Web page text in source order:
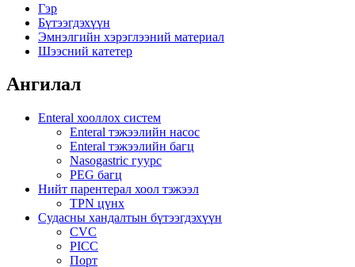
Гэр
Бүтээгдэхүүн
Эмнэлгийн хэрэглээний материал
Шээсний катетер
Ангилал
Enteral хооллох систем
Enteral тэжээлийн насос
Enteral тэжээлийн багц
Nasogastric гуурс
PEG багц
Нийт парентерал хоол тэжээл
TPN цүнх
Судасны хандалтын бүтээгдэхүүн
CVC
PICC
Порт